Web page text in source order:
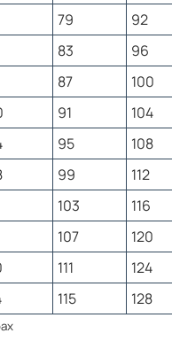
и
по талии.
Россия —
спортивного
таблице
того, чтобы
79 92
83 96
87 100
91 104
95 108
99 112
103 116
107 120
111 124
115 128